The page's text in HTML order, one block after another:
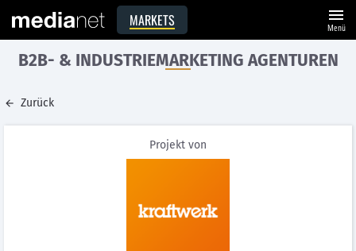
MARKETS menu
Menü
B2B- & INDUSTRIEMARKETING AGENTUREN
Zurück
Projekt von